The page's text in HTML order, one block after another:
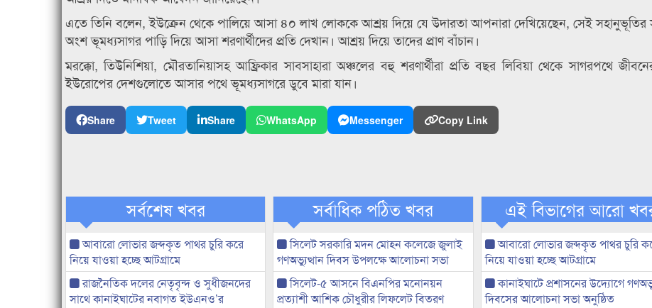
এতে তিনি বলেন, ইউক্রেন থেকে পালিয়ে আসা ৪০ লাখ লোককে আশ্রয় দিয়ে যে উদারতা আপনারা দেখিয়েছেন, সেই সহানুভূতির
অংশ ভূমধ্যসাগর পাড়ি দিয়ে আসা শরণার্থীদের প্রতি দেখান। আশ্রয় দিয়ে তাদের প্রাণ বাঁচান।
মরক্কো, তিউনিশিয়া, মৌরতানিয়াসহ আফ্রিকার সাবসাহারা অঞ্চলের বহু শরণার্থীরা প্রতি বছর লিবিয়া থেকে সাগরপথে
ইউরোপের দেশগুলোতে আসার পথে ভূমধ্যসাগরে ডুবে মারা যান।
Share Tweet Share WhatsApp Messenger Copy Link
সর্বশেষ খবর
আবারো লোভার জব্দকৃত পাথর চুরি করে
নিয়ে যাওয়া হচ্ছে আটগ্রামে
রাজনৈতিক দলের নেতৃবৃন্দ ও সুধীজনদের
সাথে কানাইঘাটের নবাগত ইউএনও’র
সর্বাধিক পঠিত খবর
সিলেট সরকারি মদন মোহন কলেজে জুলাই
গণঅভ্যুত্থান দিবস উপলক্ষে আলোচনা সভা
সিলেট-৫ আসনে বিএনপির মনোনয়ন
প্রত্যাশী আশিক চৌধুরীর লিফলেট বিতরণ
এই বিভাগের আরো
আবারো লোভার জব্দকৃত পাথর চুরি
নিয়ে যাওয়া হচ্ছে আটগ্রামে
কানাইঘাটে প্রশাসনের উদ্যোগে
দিবসের আলোচনা সভা অনুষ্ঠিত